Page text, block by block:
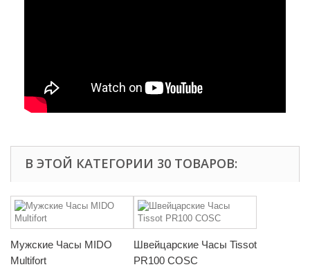
В ЭТОЙ КАТЕГОРИИ 30 ТОВАРОВ:
Мужские Часы MIDO
Multifort
Швейцарские Часы Tissot
PR100 COSC